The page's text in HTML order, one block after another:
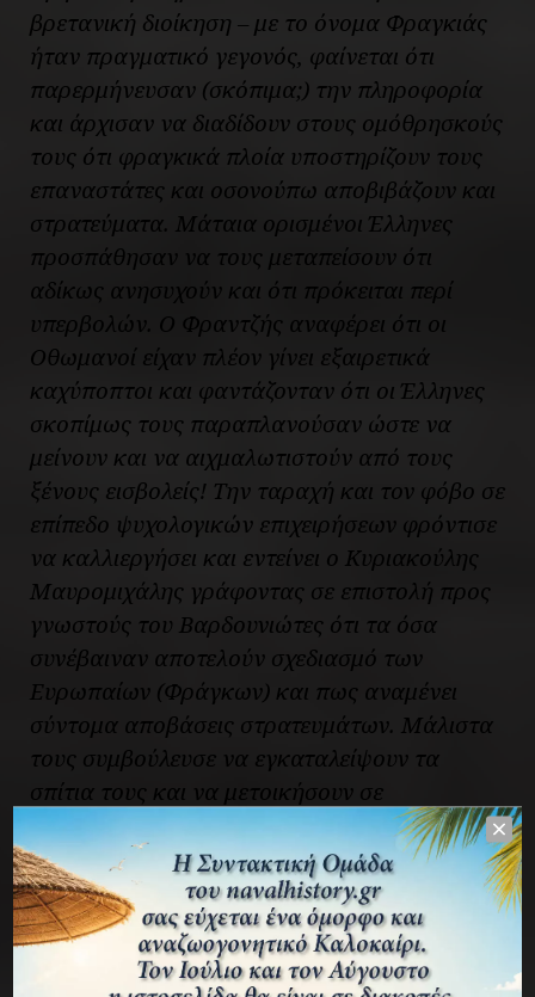
βρετανική διοίκηση – με το όνομα Φραγκιάς
ήταν πραγματικό γεγονός, φαίνεται ότι
παρερμήνευσαν (σκόπιμα;) την πληροφορία
και άρχισαν να διαδίδουν στους ομόθρησκούς
τους ότι φραγκικά πλοία υποστηρίζουν τους
επαναστάτες και οσονούπω αποβιβάζουν και
στρατεύματα. Μάταια ορισμένοι Έλληνες
προσπάθησαν να τους μεταπείσουν ότι
αδίκως ανησυχούν και ότι πρόκειται περί
υπερβολών. Ο Φραντζής αναφέρει ότι οι
Οθωμανοί είχαν πλέον γίνει εξαιρετικά
καχύποπτοι και φαντάζονταν ότι οι Έλληνες
σκοπίμως τους παραπλανούσαν ώστε να
μείνουν και να αιχμαλωτιστούν από τους
ξένους εισβολείς! Την ταραχή και τον φόβο σε
επίπεδο ψυχολογικών επιχειρήσεων φρόντισε
να καλλιεργήσει και εντείνει ο Κυριακούλης
Μαυρομιχάλης γράφοντας σε επιστολή προς
γνωστούς του Βαρδουνιώτες ότι τα όσα
συνέβαιναν αποτελούν σχεδιασμό των
Ευρωπαίων (Φράγκων) και πως αναμένει
σύντομα αποβάσεις στρατευμάτων. Μάλιστα
τους συμβούλευσε να εγκαταλείψουν τα
σπίτια τους και να μετοικήσουν σε
ασφαλέστερη περιοχή, καθώς και ο ίδιος θα
ήταν αναγκασμένος – ανωτέρα βία… – να
συμμετάσχει στις επιχειρήσεις εναντίον
τους. Συνεπώς η αναμονή της επέμβασης
δυτικών δυνάμεων – την οποία είχε εγκαίρως